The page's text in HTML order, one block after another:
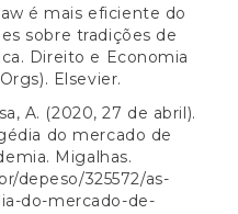
é mais eficiente do
sobre tradições de
Direito e Economia
Elsevier.
A. (2020, 27 de abril).
do mercado de
Migalhas.
depeso/325572/as-
do-mercado-de-